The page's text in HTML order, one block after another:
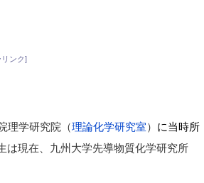
ンク]
理学研究院（理論化学研究室） に当時所
は現在、九州大学先導物質化学研究所